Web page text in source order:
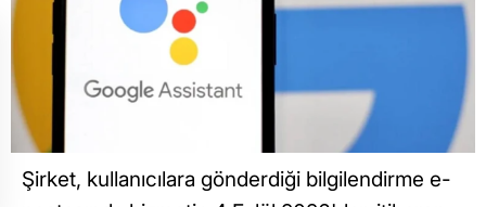
Şirket, kullanıcılara gönderdiği bilgilendirme e-